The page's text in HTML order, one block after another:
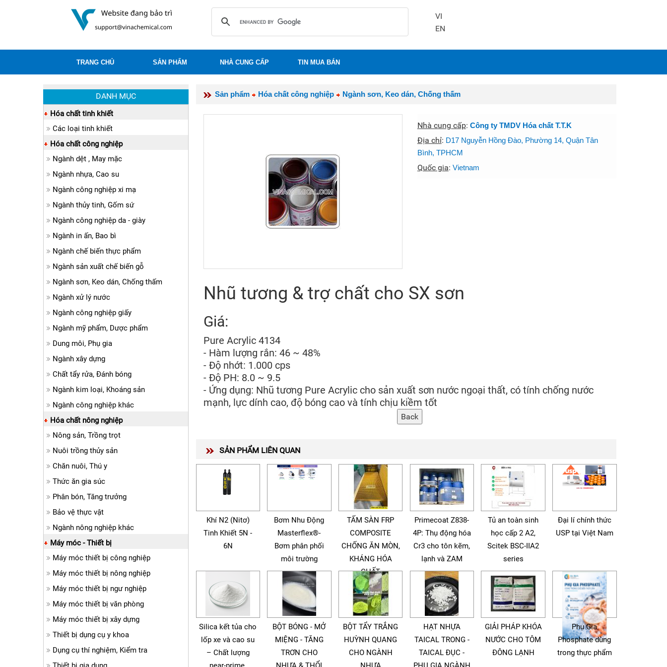
VI
EN
TRANG CHỦ SẢN PHẨM NHÀ CUNG CẤP TIN MUA BÁN
Sản phẩm Hóa chất công nghiệp Ngành sơn, Keo dán, Chống thấm
Nhà cung cấp: Công ty TMDV Hóa chất T.T.K
Địa chỉ: D17 Nguyễn Hồng Đào, Phường 14, Quận Tân
Bình, TPHCM
Quốc gia: Vietnam
Nhũ tương & trợ chất cho SX sơn
Giá:
Pure Acrylic 4134
- Hàm lượng rắn: 46 ~ 48%
- Độ nhớt: 1.000 cps
- Độ PH: 8.0 ~ 9.5
- Ứng dụng: Nhũ tương Pure Acrylic cho sản xuất sơn nước ngoại thất, có tính chống nước
mạnh, lực dính cao, độ bóng cao và tính chịu kiềm tốt
SẢN PHẨM LIÊN QUAN
Khí N2 (Nitơ)
Tinh Khiết 5N -
6N
Bơm Nhu Động
Masterflex®-
Bơm phân phối
môi trường
TẤM SÀN FRP
COMPOSITE
CHỐNG ĂN MÒN,
KHÁNG HÓA
CHẤT
Primecoat Z838-
4P: Thụ động hóa
Cr3 cho tôn kẽm,
lạnh và ZAM
Tủ an toàn sinh
học cấp 2 A2,
Scitek BSC-IIA2
series
Đại lí chính thức
USP tại Việt Nam
Silica kết tủa cho
lốp xe và cao su
– Chất lượng
BỘT BÓNG - MỞ
MIỆNG - TĂNG
TRƠN CHO
BỘT TẨY TRẮNG
HUỲNH QUANG
CHO NGÀNH
HẠT NHỰA
TAICAL TRONG -
TAICAL ĐỤC -
GIẢI PHÁP KHÓA
NƯỚC CHO TÔM
ĐÔNG LẠNH
Phụ Gia
Phosphate dùng
trong thực phẩm
DANH MỤC
Hóa chất tinh khiết
Các loại tinh khiết
Hóa chất công nghiệp
Ngành dệt , May mặc
Ngành nhựa, Cao su
Ngành công nghiệp xi mạ
Ngành thủy tinh, Gốm sứ
Ngành công nghiệp da - giày
Ngành in ấn, Bao bì
Ngành chế biến thực phẩm
Ngành sản xuất chế biến gỗ
Ngành sơn, Keo dán, Chống thấm
Ngành xử lý nước
Ngành công nghiệp giấy
Ngành mỹ phẩm, Dược phẩm
Dung môi, Phụ gia
Ngành xây dựng
Chất tẩy rửa, Đánh bóng
Ngành kim loại, Khoáng sản
Ngành công nghiệp khác
Hóa chất nông nghiệp
Nông sản, Trồng trọt
Nuôi trồng thủy sản
Chăn nuôi, Thú y
Thức ăn gia súc
Phân bón, Tăng trưởng
Bảo vệ thực vật
Ngành nông nghiệp khác
Máy móc - Thiết bị
Máy móc thiết bị công nghiệp
Máy móc thiết bị nông nghiệp
Máy móc thiết bị ngư nghiệp
Máy móc thiết bị văn phòng
Máy móc thiết bị xây dựng
Thiết bị dụng cụ y khoa
Dụng cụ thí nghiệm, Kiểm tra